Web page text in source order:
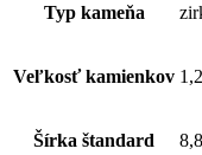
Typ kameňa
Veľkosť kamienkov
Šírka štandard